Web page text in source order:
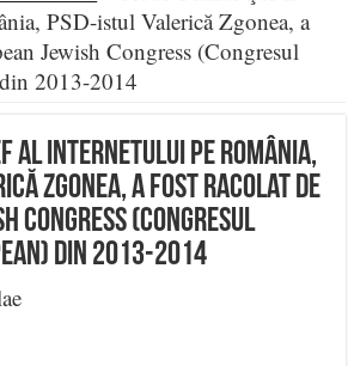
PSD-istul Valerică Zgonea, a
Jewish Congress (Congresul
2013-2014
al Internetului pe România,
Zgonea, a fost racolat de
Congress (Congresul
din 2013-2014